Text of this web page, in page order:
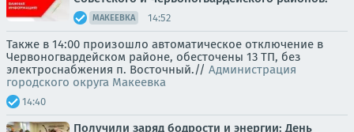
МАКЕЕВКА 14:52
Также в 14:00 произошло автоматическое отключение в
Червоногвардейском районе, обесточены 13 ТП, без
электроснабжения п. Восточный.// Администрация
городского округа Макеевка
14:40
Получили заряд бодрости и энергии: День